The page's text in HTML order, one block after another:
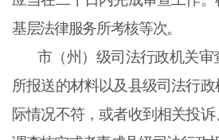
基层法律服务所考核等次。
市（州）级司法行政机关审
所报送的材料以及县级司法行
际情况不符，或者收到相关投